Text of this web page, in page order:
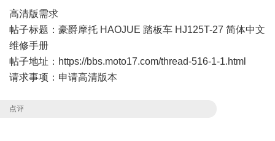
高清版需求
帖子标题：豪爵摩托 HAOJUE 踏板车 HJ125T-27 简体中文
维修手册
帖子地址： https://bbs.moto17.com/thread-516-1-1.html
请求事项：申请高清版本
点评